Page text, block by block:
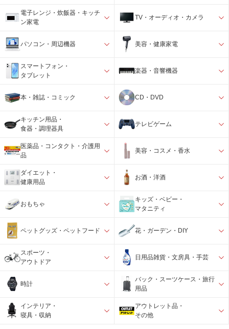
電子レンジ・炊飯器・キッチ
ン家電
TV・オーディオ・カメラ
パソコン・周辺機器 美容・健康家電
スマートフォン・
タブレット
楽器・音響機器
本・雑誌・コミック CD・DVD
キッチン用品・
食器・調理器具
テレビゲーム
医薬品・コンタクト・介護用
品
美容・コスメ・香水
ダイエット・
健康用品
お酒・洋酒
おもちゃ
キッズ・ベビー・
マタニティ
ペットグッズ・ペットフード 花・ガーデン・DIY
スポーツ・
アウトドア
日用品雑貨・文房具・手芸
時計
バック・スーツケース・旅行
用品
インテリア・
寝具・収納
アウトレット品・
その他